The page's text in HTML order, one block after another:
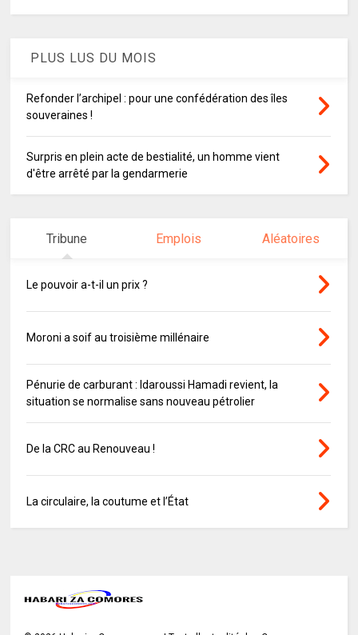
PLUS LUS DU MOIS
Refonder l’archipel : pour une confédération des îles
souveraines !
Surpris en plein acte de bestialité, un homme vient
d'être arrêté par la gendarmerie
Tribune Emplois Aléatoires
Le pouvoir a-t-il un prix ?
Moroni a soif au troisième millénaire
Pénurie de carburant : Idaroussi Hamadi revient, la
situation se normalise sans nouveau pétrolier
De la CRC au Renouveau !
La circulaire, la coutume et l’État